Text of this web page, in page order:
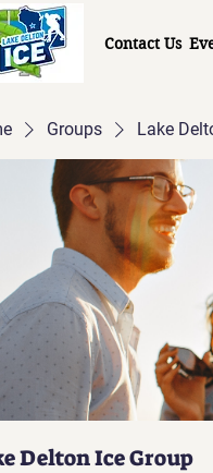
Contact Us
Groups Lake
Delton Ice Group